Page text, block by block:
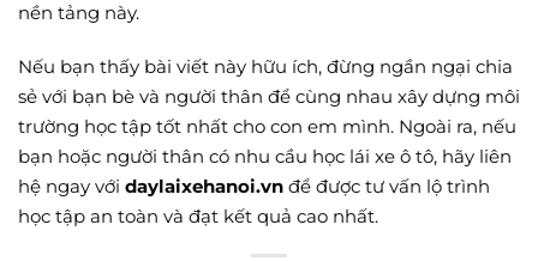
nền tảng này.
Nếu bạn thấy bài viết này hữu ích, đừng ngần ngại chia
sẻ với bạn bè và người thân để cùng nhau xây dựng môi
trường học tập tốt nhất cho con em mình. Ngoài ra, nếu
bạn hoặc người thân có nhu cầu học lái xe ô tô, hãy liên
hệ ngay với daylaixehanoi.vn để được tư vấn lộ trình
học tập an toàn và đạt kết quả cao nhất.